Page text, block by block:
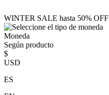
WINTER SALE hasta 50%
Moneda
Según producto
$
USD
ES